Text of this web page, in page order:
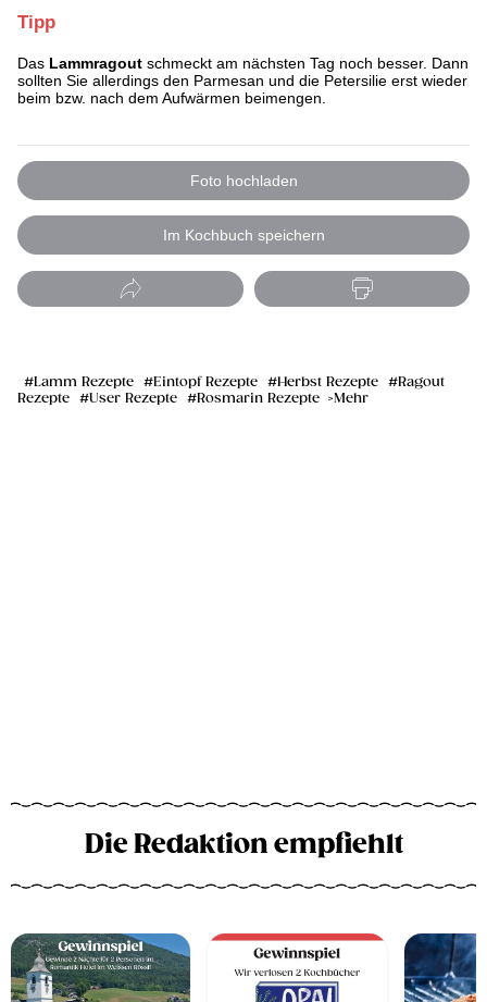
Tipp
Das Lammragout schmeckt am nächsten Tag noch besser. Dann
sollten Sie allerdings den Parmesan und die Petersilie erst wieder
beim bzw. nach dem Aufwärmen beimengen.
Foto hochladen
Im Kochbuch speichern
Lamm Rezepte Eintopf Rezepte Herbst Rezepte
Ragout
Rezepte
User Rezepte Rosmarin Rezepte Mehr
Die Redaktion empfiehlt